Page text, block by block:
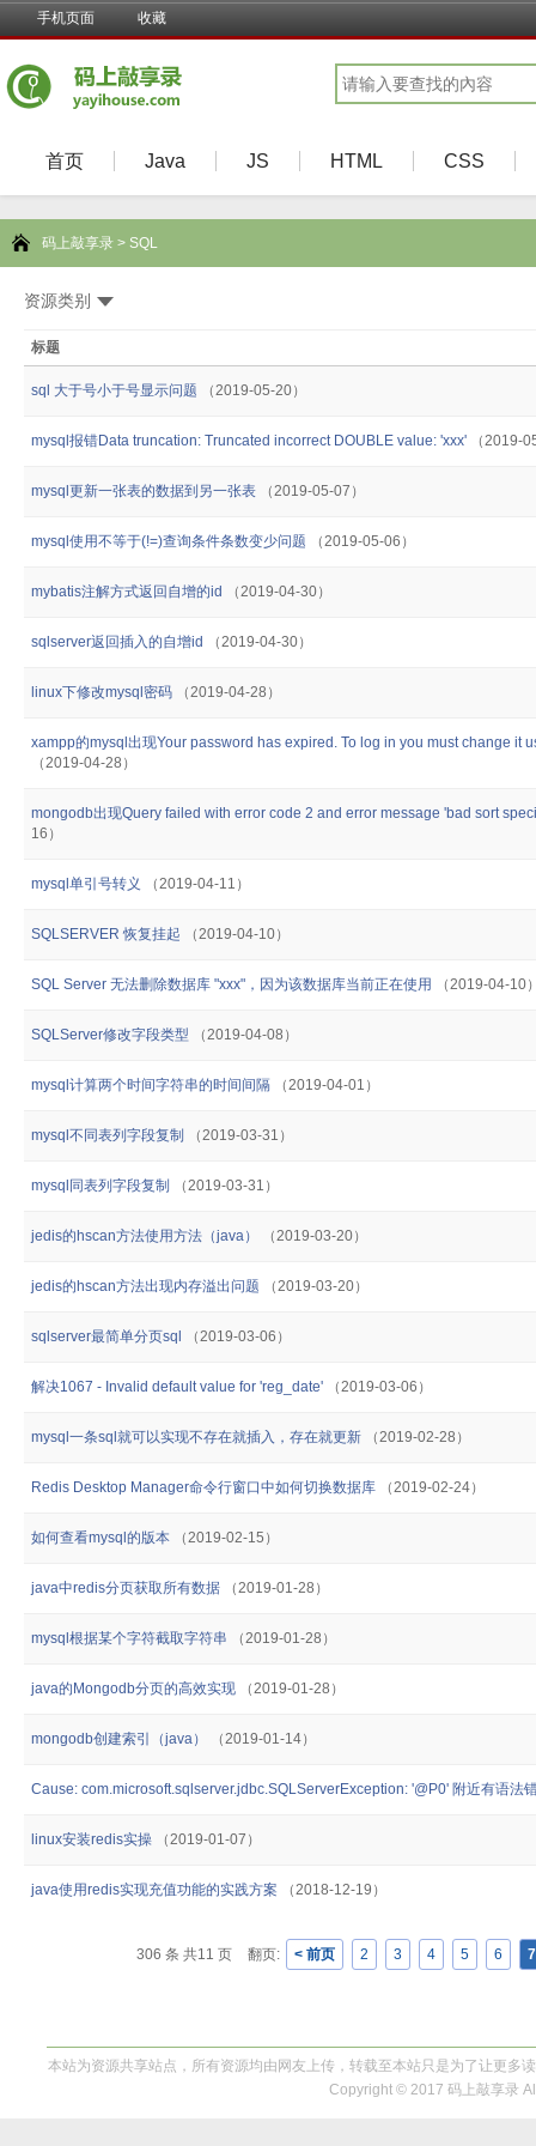
手机页面 收藏
首页 Java JS HTML CSS
码上敲享录 > SQL
资源类别
标题
sql 大于号小于号显示问题 （2019-05-20）
mysql报错Data truncation: Truncated incorrect DOUBLE value: 'xxx' （2019-
mysql更新一张表的数据到另一张表 （2019-05-07）
mysql使用不等于(!=)查询条件条数变少问题 （2019-05-06）
mybatis注解方式返回自增的id （2019-04-30）
sqlserver返回插入的自增id （2019-04-30）
linux下修改mysql密码 （2019-04-28）
xampp的mysql出现Your password has expired. To log in you must change it
（2019-04-28）
mongodb出现Query failed with error code 2 and error message 'bad sort
16）
mysql单引号转义 （2019-04-11）
SQLSERVER 恢复挂起 （2019-04-10）
SQL Server 无法删除数据库 "xxx"，因为该数据库当前正在使用 （2019-04-10
SQLServer修改字段类型 （2019-04-08）
mysql计算两个时间字符串的时间间隔 （2019-04-01）
mysql不同表列字段复制 （2019-03-31）
mysql同表列字段复制 （2019-03-31）
jedis的hscan方法使用方法（java） （2019-03-20）
jedis的hscan方法出现内存溢出问题 （2019-03-20）
sqlserver最简单分页sql （2019-03-06）
解决1067 - Invalid default value for 'reg_date' （2019-03-06）
mysql一条sql就可以实现不存在就插入，存在就更新 （2019-02-28）
Redis Desktop Manager命令行窗口中如何切换数据库 （2019-02-24）
如何查看mysql的版本 （2019-02-15）
java中redis分页获取所有数据 （2019-01-28）
mysql根据某个字符截取字符串 （2019-01-28）
java的Mongodb分页的高效实现 （2019-01-28）
mongodb创建索引（java） （2019-01-14）
Cause: com.microsoft.sqlserver.jdbc.SQLServerException: '@P0' 附近有语法
linux安装redis实操 （2019-01-07）
java使用redis实现充值功能的实践方案 （2018-12-19）
306 条 共11 页 翻页: < 前页 2 3 4 5 6 7
本站为资源共享站点，所有资源均由网友上传，转载至本站只是为了让更多
Copyright © 2017 码上敲享录